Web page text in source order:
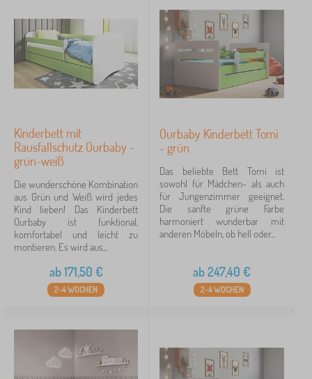
Kinderbett mit
Rausfallschutz Ourbaby -
grün-weiß
Die wunderschöne Kombination
aus Grün und Weiß wird jedes
Kind lieben! Das Kinderbett
Ourbaby ist funktional,
komfortabel und leicht zu
montieren. Es wird aus...
ab171,50 €
2-4 WOCHEN
Ourbaby Kinderbett Tomi
- grün
Das beliebte Bett Tomi ist
sowohl für Mädchen- als auch
für Jungenzimmer geeignet.
Die sanfte grüne Farbe
harmoniert wunderbar mit
anderen Möbeln, ob hell oder...
ab247,40 €
2-4 WOCHEN